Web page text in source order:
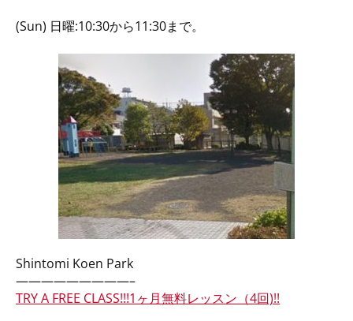
(Sun) 日曜:10:30から11:30まで。
Shintomi Koen Park
—————————–
TRY A FREE CLASS!!!1ヶ月無料レッスン（4回)!!